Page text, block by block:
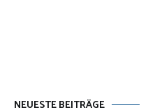
NEUESTE BEITRÄGE